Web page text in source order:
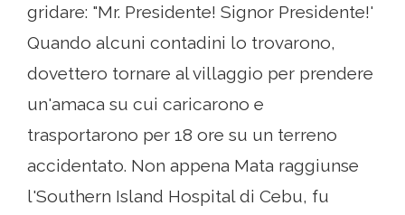
gridare: "Mr. Presidente! Signor Presidente!'
Quando alcuni contadini lo trovarono,
dovettero tornare al villaggio per prendere
un'amaca su cui caricarono e
trasportarono per 18 ore su un terreno
accidentato. Non appena Mata raggiunse
l'Southern Island Hospital di Cebu, fu